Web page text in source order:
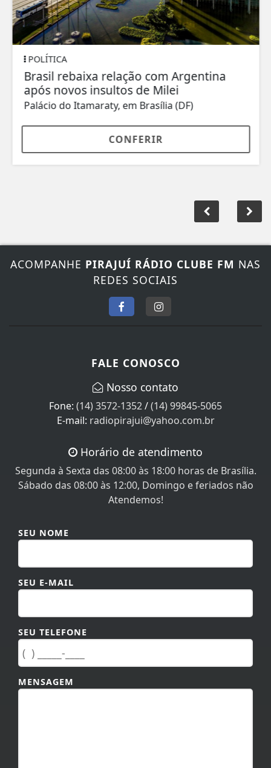
POLÍTICA
Brasil rebaixa relação com Argentina
após novos insultos de Milei
Palácio do Itamaraty, em Brasília (DF)
CONFERIR
REDES SOCIAIS
(14) 3572-1352/(14) 99845-5065
E-mail:radiopirajui@yahoo.com.br
Segunda à Sexta das 08:00 às 18:00 horas de Brasília.
Sábado das 08:00 às 12:00, Domingo e feriados não
Atendemos!
SEU E-MAIL
SEU TELEFONE
MENSAGEM